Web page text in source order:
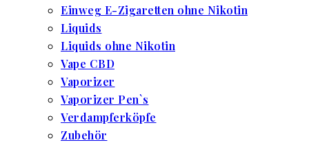
Einweg E-Zigaretten ohne Nikotin
Liquids
Liquids ohne Nikotin
Vape CBD
Vaporizer
Vaporizer Pen`s
Verdampferköpfe
Zubehör